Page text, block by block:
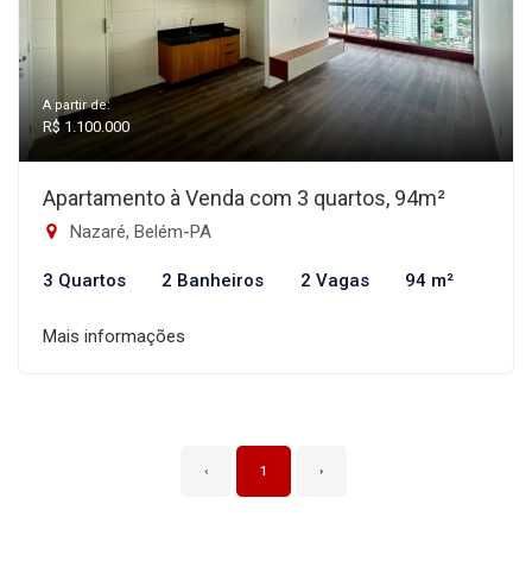
A partir de:
R$ 1.100.000
Apartamento à Venda com 3 quartos, 94m²
Nazaré, Belém-PA
3 Quartos 2 Banheiros 2 Vagas 94 m²
Mais informações
‹ 1 ›